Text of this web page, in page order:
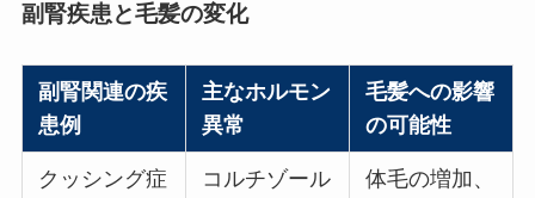
副腎疾患と毛髪の変化
副腎関連の疾
患例
主なホルモン
異常
毛髪への影響
の可能性
クッシング症
コルチゾール
体毛の増加、